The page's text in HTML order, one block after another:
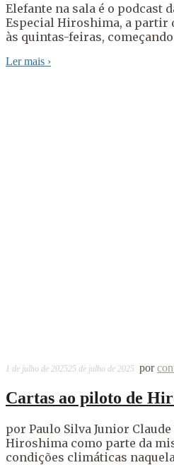
Elefante na sala é o podcast
Especial Hiroshima, a partir
às quintas-feiras,
Ler mais ›
1 de julho de 202525 de julho de 2025 por
Cartas ao piloto de
por Paulo Silva Junior
Hiroshima como parte da
condições climáticas